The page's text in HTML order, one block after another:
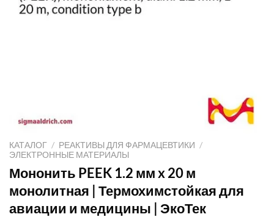
КАТАЛОГ / РЕАКТИВЫ ДЛЯ ФАРМАЦЕВТИКИ /
ЭЛЕКТРОННЫЕ МАТЕРИАЛЫ
Мононить PEEK 1.2 мм x 20 м
монолитная | Термохимстойкая для
авиации и медицины | ЭкоТек